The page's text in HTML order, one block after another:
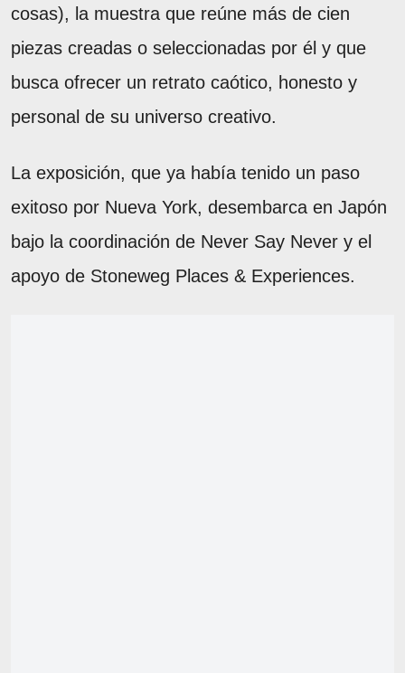
cosas), la muestra que reúne más de cien
piezas creadas o seleccionadas por él y que
busca ofrecer un retrato caótico, honesto y
personal de su universo creativo.
La exposición, que ya había tenido un paso
exitoso por Nueva York, desembarca en Japón
bajo la coordinación de Never Say Never y el
apoyo de Stoneweg Places & Experiences.